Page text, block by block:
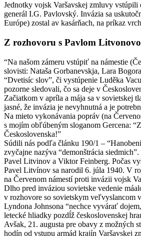
Jednotky vojsk Varšavskej zmluvy
generál I.G. Pavlovský. Invázia sa
Európe) zostal av kasárňach, na príkaz
Z rozhovoru s Pavlom
“Na našom zámeru vstúpiť na námestie
slovisti: Nataša Gorbanevskja, Lara
“Dvetisíc slov”, či vystúpenie Luděka
pozorne sledovali, čo sa deje v
Začiatkom v apríla a mája sa v sovietskej
jasné, že invázia je nevyhnutná a je
Na mieto vykonávania popráv (na
s mojím obľúbeným sloganom Gercena:
Československa!”
Súdili nás podľa článku 190/1 –
zvyčajne nazýva “demonštrácia
Pavel Litvinov a Viktor Feinberg. Počas
Pavel Litvínov sa narodil 6. júla 1940. V
na Červenom námestí proti invázii vojsk
Dlho pred inváziou sovietske vedenie
v rozhovore so sovietskym veľvyslancom
Lyndona Johnsona “nechce vyvárať
letecké hliadky pozdĺž československej
Avšak, 21. augusta pre obavy z možných
hodín od vstupu armád krajín Varšavskej